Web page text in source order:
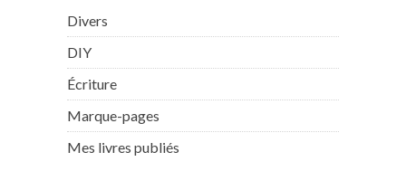
Divers
DIY
Écriture
Marque-pages
Mes livres publiés